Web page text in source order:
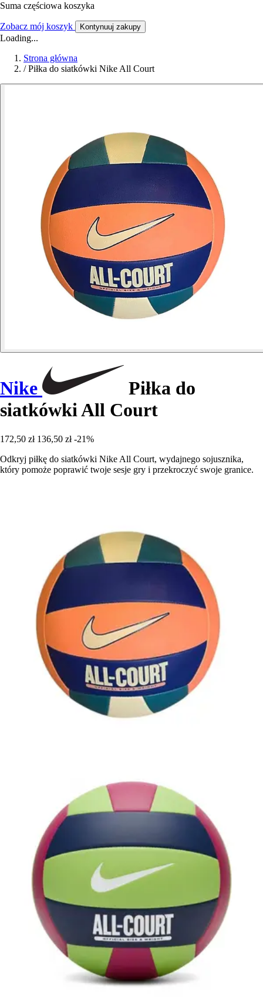
Suma częściowa koszyka
Zobacz mój koszyk Kontynuuj zakupy
Loading...
Strona główna
/ Piłka do siatkówki Nike All Court
Nike
Piłka do
siatkówki All Court
172,50 zł 136,50 zł -21%
Odkryj piłkę do siatkówki Nike All Court, wydajnego sojusznika,
który pomoże poprawić twoje sesje gry i przekroczyć swoje granice.